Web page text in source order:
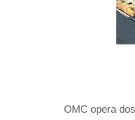
OMC opera